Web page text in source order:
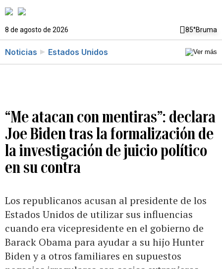
8 de agosto de 2026 85°Bruma
Noticias Estados Unidos
“Me atacan con mentiras”: declara
Joe Biden tras la formalización de
la investigación de juicio político
en su contra
Los republicanos acusan al presidente de los
Estados Unidos de utilizar sus influencias
cuando era vicepresidente en el gobierno de
Barack Obama para ayudar a su hijo Hunter
Biden y a otros familiares en supuestos